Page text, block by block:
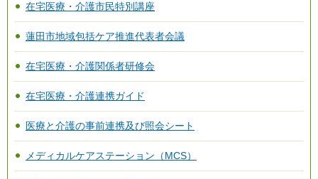
在宅医療・介護市民特別講座
蓮田市地域包括ケア推進代表者会議
在宅医療・介護関係者研修会
在宅医療・介護連携ガイド
医療と介護の事前連携及び照会シート
メディカルケアステーション（MCS）